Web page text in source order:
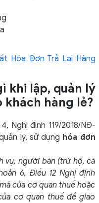
Hóa Đơn Trả Lại Hàng
khi lập, quản lý
khách hàng lẻ?
Nghị định 119/2018/NĐ-
lý, sử dụng hóa đơn
vụ, người bán (trừ hộ, cá
6, Điều 12 Nghị định
của cơ quan thuế hoặc
cơ quan thuế để giao